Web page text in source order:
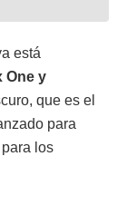
está
One y
que es el
para
los